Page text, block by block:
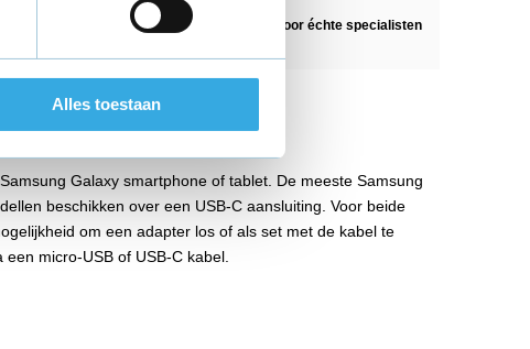
Alles toestaan
Geselecteerd door échte specialisten
Galaxy smartphone of tablet. De meeste Samsung
beschikken over een USB-C aansluiting. Voor beide
om een adapter los of als set met de kabel te
micro-USB of USB-C kabel.